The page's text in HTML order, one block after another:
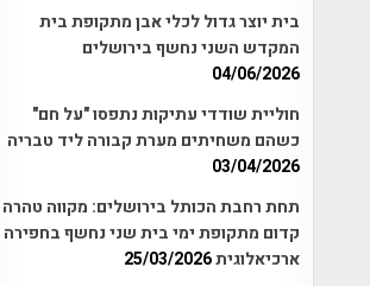
בית יוצר גדול לכלי אבן מתקופת בית
המקדש השני נחשף בירושלים
04/06/2026
חוליית שודדי עתיקות נתפסו "על חם"
כשהם משחיתים מערת קבורה ליד טבריה
03/04/2026
תחת רחבת הכותל בירושלים: מקווה טהרה
קדום מתקופת ימי בית שני נחשף בחפירה
ארכיאלוגית25/03/2026